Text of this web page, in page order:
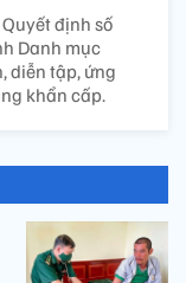
định số
Danh mục
diễn tập, ứng
khẩn cấp.